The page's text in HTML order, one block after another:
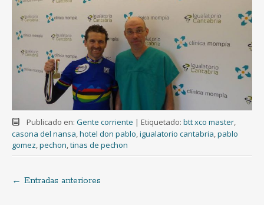
Publicado en: Gente corriente | Etiquetado: btt xco master,
casona del nansa,hotel don pablo,igualatorio cantabria,pablo
gomez,pechon,tinas de pechon
Navegación
← Entradas anteriores